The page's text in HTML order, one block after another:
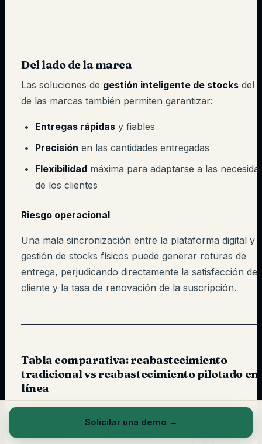
Del lado de la marca
Las soluciones de gestión inteligente de stocks del
de las marcas también permiten garantizar:
Entregas rápidas y fiables
Precisión en las cantidades entregadas
Flexibilidad máxima para adaptarse a las
de los clientes
Riesgo operacional
Una mala sincronización entre la plataforma digital y
gestión de stocks físicos puede generar roturas de
entrega, perjudicando directamente la satisfacción del
cliente y la tasa de renovación de la suscripción.
Tabla comparativa: reabastecimiento
tradicional vs reabastecimiento pilotado en
línea
REABASTECIMIENTO
TRADICIONAL
Solicitar una demo →